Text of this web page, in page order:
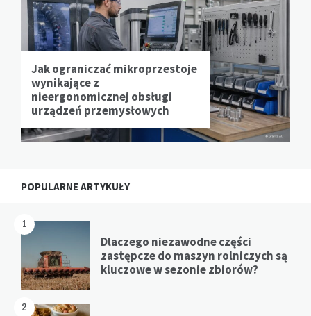
Jak ograniczać mikroprzestoje
wynikające z
nieergonomicznej obsługi
urządzeń przemysłowych
POPULARNE ARTYKUŁY
1
Dlaczego niezawodne części
zastępcze do maszyn rolniczych są
kluczowe w sezonie zbiorów?
2